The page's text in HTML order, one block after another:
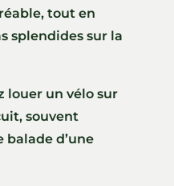
tout en
splendides sur la
louer un vélo sur
souvent
d’une